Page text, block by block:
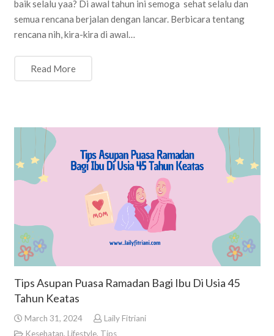
baik selalu yaa? Di awal tahun ini semoga sehat selalu dan
semua rencana berjalan dengan lancar. Berbicara tentang
rencana nih, kira-kira di awal…
Read More
Tips Asupan Puasa Ramadan Bagi Ibu Di Usia 45
Tahun Keatas
March 31, 2024
Laily Fitriani
Kesehatan, Lifestyle, Tips